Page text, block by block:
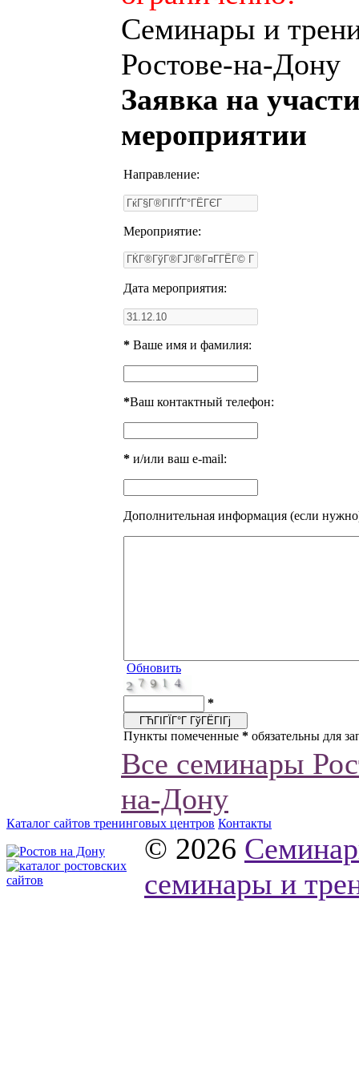
Семинары и
Ростове-на-Дону
Заявка на
мероприятии
Направление:
Мероприятие:
Дата мероприятия:
* Ваше имя и фамилия:
*Ваш контактный телефон:
* и/или ваш e-mail:
Дополнительная информация (если
Обновить
*
Пункты помеченные * обязательны для
Все семинары
на-Дону
Каталог сайтов тренинговых центров Контакты
© 2026
семинары и